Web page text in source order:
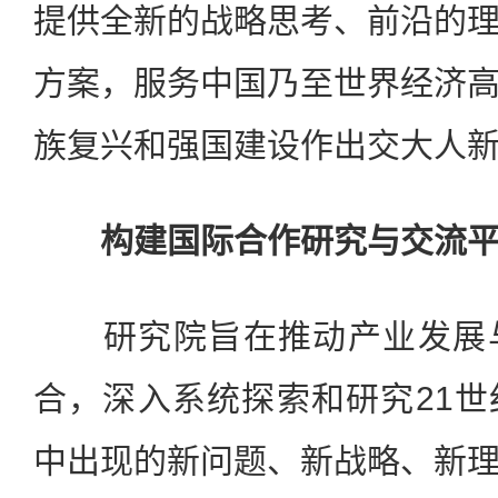
提供全新的战略思考、前沿的
方案，服务中国乃至世界经济
族复兴和强国建设作出交大人
构建国际合作研究与交流
研究院旨在推动产业发展
合，深入系统探索和研究21
中出现的新问题、新战略、新